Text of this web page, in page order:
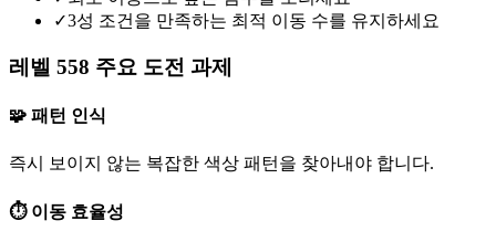
✓3성 조건을 만족하는 최적 이동 수를 유지하세요
레벨 558 주요 도전 과제
🧩 패턴 인식
즉시 보이지 않는 복잡한 색상 패턴을 찾아내야 합니다.
⏱️ 이동 효율성